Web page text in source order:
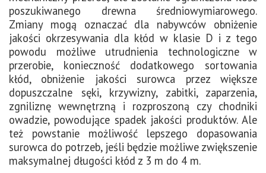
poszukiwanego drewna średniowymiarowego.
Zmiany mogą oznaczać dla nabywców obniżenie
jakości okrzesywania dla kłód w klasie D i z tego
powodu możliwe utrudnienia technologiczne w
przerobie, konieczność dodatkowego sortowania
kłód, obniżenie jakości surowca przez większe
dopuszczalne sęki, krzywizny, zabitki, zaparzenia,
zgniliznę wewnętrzną i rozproszoną czy chodniki
owadzie, powodujące spadek jakości produktów. Ale
też powstanie możliwość lepszego dopasowania
surowca do potrzeb, jeśli będzie możliwe zwiększenie
maksymalnej długości kłód z 3 m do 4 m.